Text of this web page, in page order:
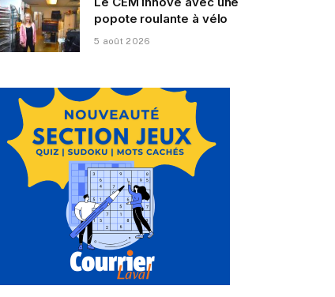
popote roulante à vélo
5 août 2026